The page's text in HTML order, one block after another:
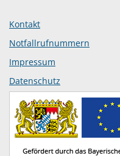
Kontakt
Notfallrufnummern
Impressum
Datenschutz